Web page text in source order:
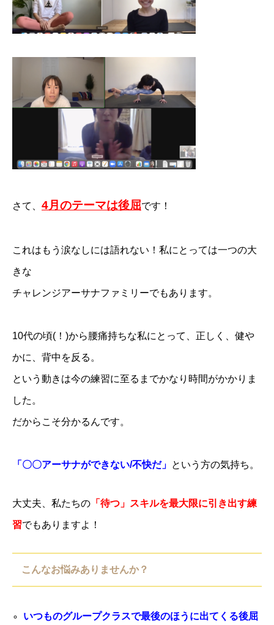
さて、 4月のテーマは後屈です！
⁡これはもう涙なしには語れない！私にとっては一つの大
きな
チャレンジアーサナファミリーでもあります。
⁡10代の頃(！)から腰痛持ちな私にとって、正しく、健や
かに、背中を反る。
という動きは今の練習に至るまでかなり時間がかかりま
した。
だからこそ分かるんです。
「〇〇アーサナができない/不快だ」 ⁡という方の気持ち。
大丈夫、私たちの 「待つ」スキルを最大限に引き出す練
習でもありますよ！
こんなお悩みありませんか？
いつものグループクラスで最後のほうに出てくる後屈